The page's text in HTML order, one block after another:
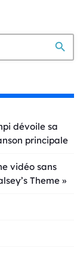
search
dévoile sa
principale
vidéo sans
Theme »